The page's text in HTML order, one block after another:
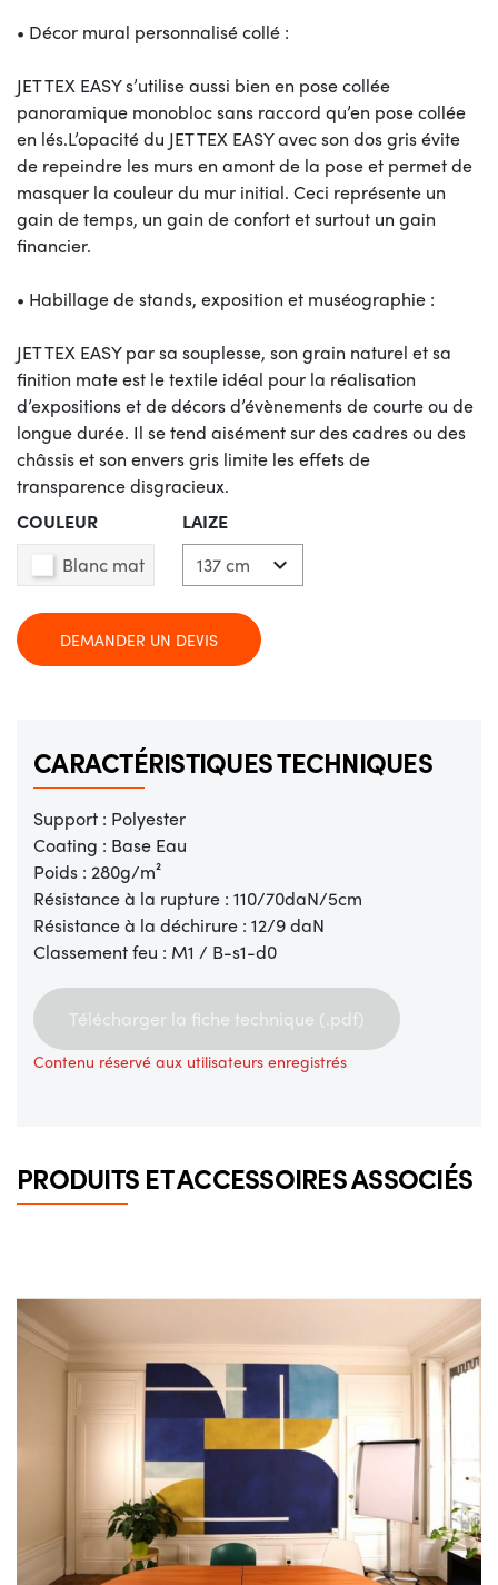
• Décor mural personnalisé collé :
JET TEX EASY s’utilise aussi bien en pose collée
panoramique monobloc sans raccord qu’en pose collée
en lés.L’opacité du JET TEX EASY avec son dos gris évite
de repeindre les murs en amont de la pose et permet de
masquer la couleur du mur initial. Ceci représente un
gain de temps, un gain de confort et surtout un gain
financier.
• Habillage de stands, exposition et muséographie :
JET TEX EASY par sa souplesse, son grain naturel et sa
finition mate est le textile idéal pour la réalisation
d’expositions et de décors d’évènements de courte ou de
longue durée. Il se tend aisément sur des cadres ou des
châssis et son envers gris limite les effets de
transparence disgracieux.
COULEUR
Blanc mat
LAIZE

DEMANDER UN DEVIS
CARACTÉRISTIQUES TECHNIQUES
Support : Polyester
Coating : Base Eau
Poids : 280g/m²
Résistance à la rupture : 110/70daN/5cm
Résistance à la déchirure : 12/9 daN
Classement feu : M1 / B-s1-d0
Télécharger la fiche technique (.pdf)
Contenu réservé aux utilisateurs enregistrés
PRODUITS ET ACCESSOIRES ASSOCIÉS